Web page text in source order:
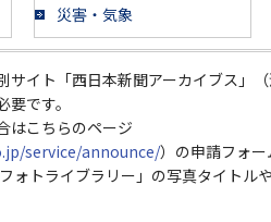
災害・気象
サイト「西日本新聞アーカイブス」
です。
はこちらのページ
service/announce/）の申請フォ
ォトライブラリー」の写真タイトル